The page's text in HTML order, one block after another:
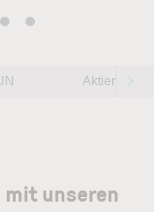
Aktien im
unseren